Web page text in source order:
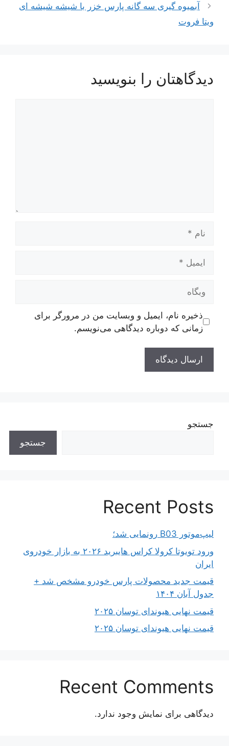
آبمیوه گیری سه گانه پارس خزر با شیشه شیشه ای
ویتا فروت
دیدگاهتان را بنویسید
وبگاه
ذخیره نام، ایمیل و وبسایت من در مرورگر برای
زمانی که دوباره دیدگاهی می‌نویسم.
جستجو
جستجو
Recent Posts
لیپ‌موتور B03 رونمایی شد؛
ورود تویوتا کرولا کراس هایبرید ۲۰۲۶ به بازار خودروی
ایران
قیمت جدید محصولات پارس خودرو مشخص شد +
جدول آبان ۱۴۰۴
قیمت نهایی هیوندای توسان ۲۰۲۵
قیمت نهایی هیوندای توسان ۲۰۲۵
Recent Comments
دیدگاهی برای نمایش وجود ندارد.